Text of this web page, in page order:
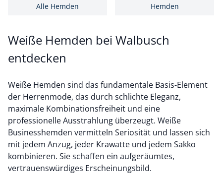
Alle Hemden Hemden
Weiße Hemden bei Walbusch
entdecken
Weiße Hemden sind das fundamentale Basis-Element
der Herrenmode, das durch schlichte Eleganz,
maximale Kombinationsfreiheit und eine
professionelle Ausstrahlung überzeugt. Weiße
Businesshemden vermitteln Seriosität und lassen sich
mit jedem Anzug, jeder Krawatte und jedem Sakko
kombinieren. Sie schaffen ein aufgeräumtes,
vertrauenswürdiges Erscheinungsbild.